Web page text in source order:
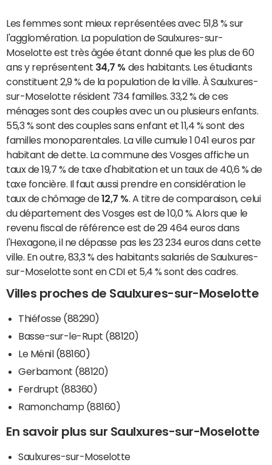
Les femmes sont mieux représentées avec 51,8 % sur
l'agglomération. La population de Saulxures-sur-
Moselotte est très âgée étant donné que les plus de 60
ans y représentent 34,7 % des habitants. Les étudiants
constituent 2,9 % de la population de la ville. À Saulxures-
sur-Moselotte résident 734 familles. 33,2 % de ces
ménages sont des couples avec un ou plusieurs enfants.
55,3 % sont des couples sans enfant et 11,4 % sont des
familles monoparentales. La ville cumule 1 041 euros par
habitant de dette. La commune des Vosges affiche un
taux de 19,7 % de taxe d'habitation et un taux de 40,6 % de
taxe foncière. Il faut aussi prendre en considération le
taux de chômage de12,7 % . A titre de comparaison, celui
du département des Vosges est de 10,0 %. Alors que le
revenu fiscal de référence est de 29 464 euros dans
l'Hexagone, il ne dépasse pas les 23 234 euros dans cette
ville. En outre, 83,3 % des habitants salariés de Saulxures-
sur-Moselotte sont en CDI et 5,4 % sont des cadres.
Villes proches de Saulxures-sur-Moselotte
Thiéfosse (88290)
Basse-sur-le-Rupt (88120)
Le Ménil (88160)
Gerbamont (88120)
Ferdrupt (88360)
Ramonchamp (88160)
En savoir plus sur Saulxures-sur-Moselotte
Saulxures-sur-Moselotte